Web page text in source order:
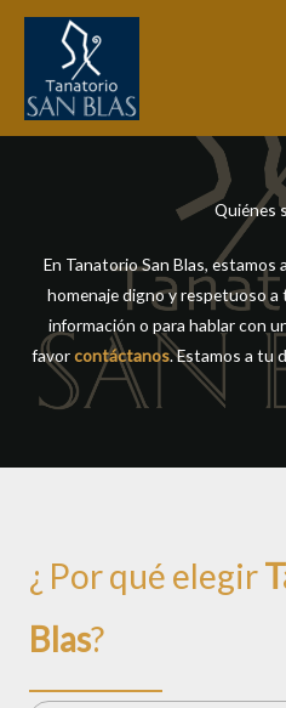
contenido
Quiénes
En Tanatorio San Blas, estamos
homenaje digno y respetuoso a
información o para hablar con
favorcontáctanos. Estamos a tu
¿ Por qué elegir
Blas?